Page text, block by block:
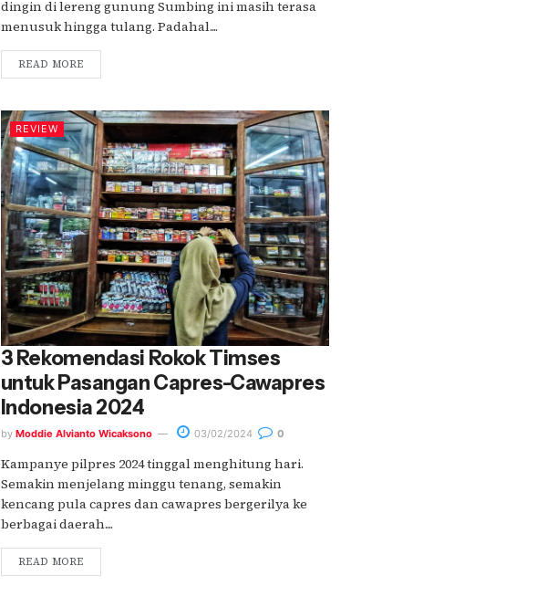
dingin di lereng gunung Sumbing ini masih terasa
menusuk hingga tulang. Padahal....
READ MORE
REVIEW
3 Rekomendasi Rokok Timses
untuk Pasangan Capres-Cawapres
Indonesia 2024
by Moddie Alvianto Wicaksono 03/02/2024 0
Kampanye pilpres 2024 tinggal menghitung hari.
Semakin menjelang minggu tenang, semakin
kencang pula capres dan cawapres bergerilya ke
berbagai daerah....
READ MORE